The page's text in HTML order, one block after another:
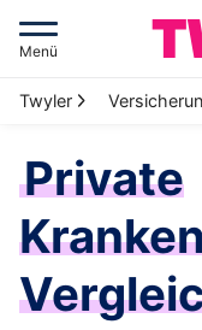
Menü
Twyler
Private